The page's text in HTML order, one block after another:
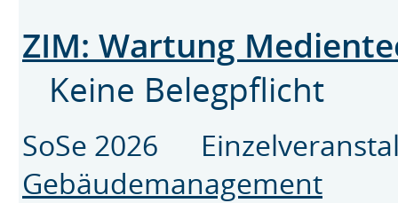
ZIM: Wartung
Keine Belegpflicht
SoSe 2026
Gebäudemanagement